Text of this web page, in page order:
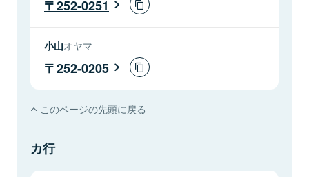
252-0251
小山オヤマ
252-0205
このページの先頭に戻る
カ行